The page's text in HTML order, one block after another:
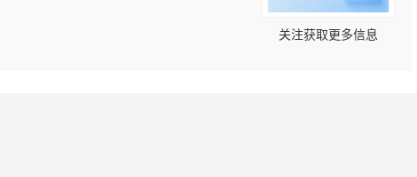
关注获取更多信息